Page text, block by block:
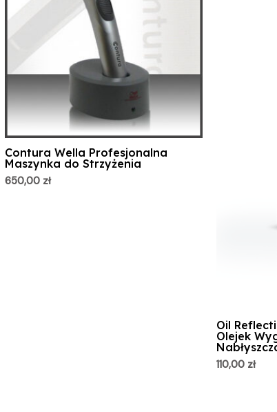
Contura Wella Profesjonalna
Maszynka do Strzyżenia
650,00 zł
Oil
Olejek
110,00 zł